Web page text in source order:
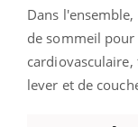
Dans
de sommeil
cardiovasculaire,
lever et de